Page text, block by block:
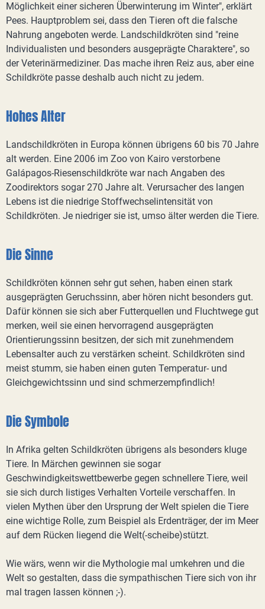
Möglichkeit einer sicheren Überwinterung im Winter", erklärt
Pees. Hauptproblem sei, dass den Tieren oft die falsche
Nahrung angeboten werde. Landschildkröten sind "reine
Individualisten und besonders ausgeprägte Charaktere", so
der Veterinärmediziner. Das mache ihren Reiz aus, aber eine
Schildkröte passe deshalb auch nicht zu jedem.
Hohes Alter
Landschildkröten in Europa können übrigens 60 bis 70 Jahre
alt werden. Eine 2006 im Zoo von Kairo verstorbene
Galápagos-Riesenschildkröte war nach Angaben des
Zoodirektors sogar 270 Jahre alt. Verursacher des langen
Lebens ist die niedrige Stoffwechselintensität von
Schildkröten. Je niedriger sie ist, umso älter werden die Tiere.
Die Sinne
Schildkröten können sehr gut sehen, haben einen stark
ausgeprägten Geruchssinn, aber hören nicht besonders gut.
Dafür können sie sich aber Futterquellen und Fluchtwege gut
merken, weil sie einen hervorragend ausgeprägten
Orientierungssinn besitzen, der sich mit zunehmendem
Lebensalter auch zu verstärken scheint. Schildkröten sind
meist stumm, sie haben einen guten Temperatur- und
Gleichgewichtssinn und sind schmerzempfindlich!
Die Symbole
In Afrika gelten Schildkröten übrigens als besonders kluge
Tiere. In Märchen gewinnen sie sogar
Geschwindigkeitswettbewerbe gegen schnellere Tiere, weil
sie sich durch listiges Verhalten Vorteile verschaffen. In
vielen Mythen über den Ursprung der Welt spielen die Tiere
eine wichtige Rolle, zum Beispiel als Erdenträger, der im Meer
auf dem Rücken liegend die Welt(-scheibe)stützt.
Wie wärs, wenn wir die Mythologie mal umkehren und die
Welt so gestalten, dass die sympathischen Tiere sich von ihr
mal tragen lassen können ;-).